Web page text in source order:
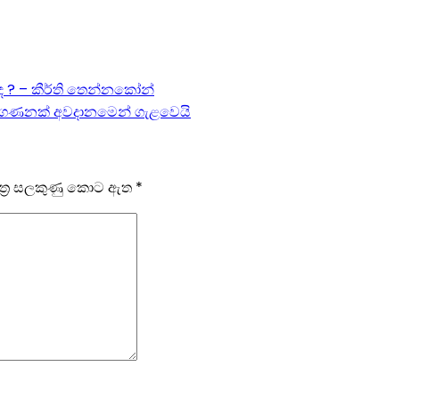
? – කීර්ති තෙන්නකෝන්
අවදානමෙන් ගැළවෙයි
සලකුණු කොට ඇත *